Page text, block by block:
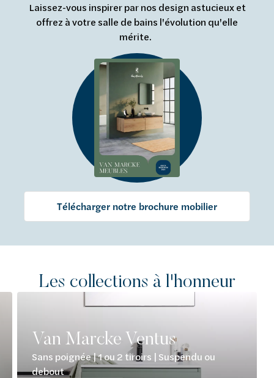
Laissez-vous inspirer par nos design astucieux et
offrez à votre salle de bains l'évolution qu'elle
mérite.
Télécharger notre brochure mobilier
Les collections à l'honneur
Van Marcke Ventus
Sans poignée | 1 ou 2 tiroirs | Suspendu ou
debout